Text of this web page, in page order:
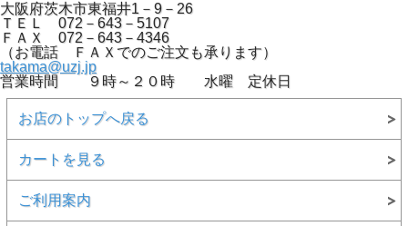
大阪府茨木市東福井1－9－26
ＴＥＬ 072－643－5107
ＦＡＸ 072－643－4346
（お電話 ＦＡＸでのご注文も承ります）
takama@uzj.jp
営業時間 ９時～２０時 水曜 定休日
お店のトップへ戻る
カートを見る
ご利用案内